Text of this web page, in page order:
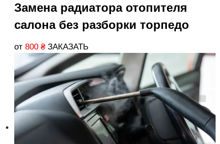
Замена радиатора отопителя
салона без разборки торпедо
от 800 ₴ ЗАКАЗАТЬ